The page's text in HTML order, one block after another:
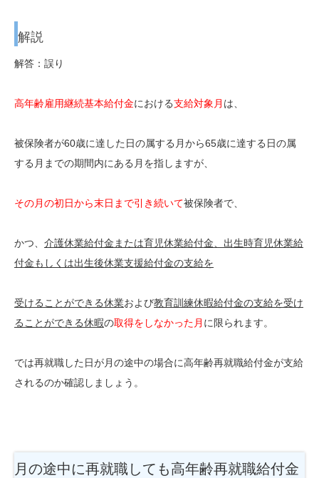
解説
解答：誤り
高年齢雇用継続基本給付金における支給対象月 は、
被保険者が60歳に達した日の属する月から65歳に達する日の属
する月までの期間内にある月を指しますが、
その月の初日から末日まで引き続いて被保険者で、
かつ、 介護休業給付金または育児休業給付金 、出生時育児休業給
付金もしくは出生後休業支援給付金の支給を
受けることができる休業および教育訓練休暇給付金の支給を受け
ることができる休暇の取得を しなかった月 に限られます。
では再就職した日が月の途中の場合に高年齢再就職給付金が支給
されるのか確認しましょう。
月の途中に再就職しても高年齢再就職給付金